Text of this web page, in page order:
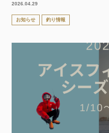
2026.04.29
お知らせ 釣り情報